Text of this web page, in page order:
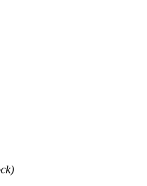
et des intérêts flexibles